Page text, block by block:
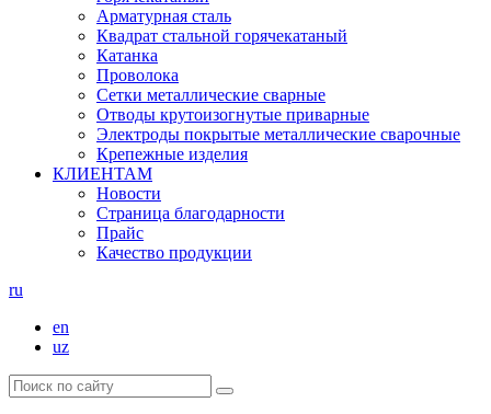
Арматурная сталь
Квадрат стальной горячекатаный
Катанка
Проволока
Сетки металлические сварные
Отводы крутоизогнутые приварные
Электроды покрытые металлические сварочные
Крепежные изделия
КЛИЕНТАМ
Новости
Страница благодарности
Прайс
Качество продукции
ru
en
uz